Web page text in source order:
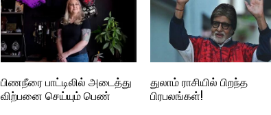
பிணநீரை பாட்டிலில் அடைத்து
விற்பனை செய்யும் பெண்
துலாம் ராசியில் பிறந்த
பிரபலங்கள்!